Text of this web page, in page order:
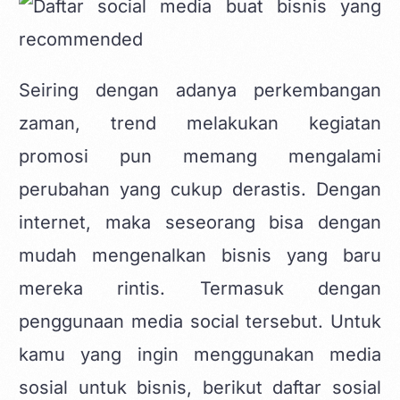
Seiring dengan adanya perkembangan
zaman, trend melakukan kegiatan
promosi pun memang mengalami
perubahan yang cukup derastis. Dengan
internet, maka seseorang bisa dengan
mudah mengenalkan bisnis yang baru
mereka rintis. Termasuk dengan
penggunaan media social tersebut. Untuk
kamu yang ingin menggunakan media
sosial untuk bisnis, berikut daftar sosial